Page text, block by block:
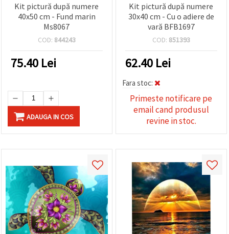
toate!" Sau
cookie -uri
Аcceptati
toate!
Kit pictură după numere
40x50 cm - Fund marin
Ms8067
COD: 844243
75.40 Lei
ADAUGA IN COS
Kit pictură după numere
30x40 cm - Cu o adiere de
vară BFB1697
COD: 851393
62.40 Lei
Fara stoc:
Primeste notificare pe
email cand produsul
revine in stoc.